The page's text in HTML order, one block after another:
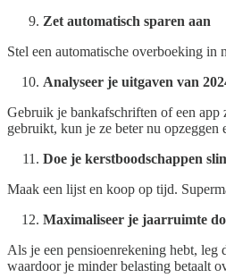
Zet automatisch sparen aan
Stel een automatische overboeking in
Analyseer je uitgaven van
Gebruik je bankafschriften of een
gebruikt, kun je ze beter nu
Doe je kerstboodschappen
Maak een lijst en koop op tijd.
Maximaliseer je jaarruimte
Als je een pensioenrekening hebt,
waardoor je minder belasting betaalt